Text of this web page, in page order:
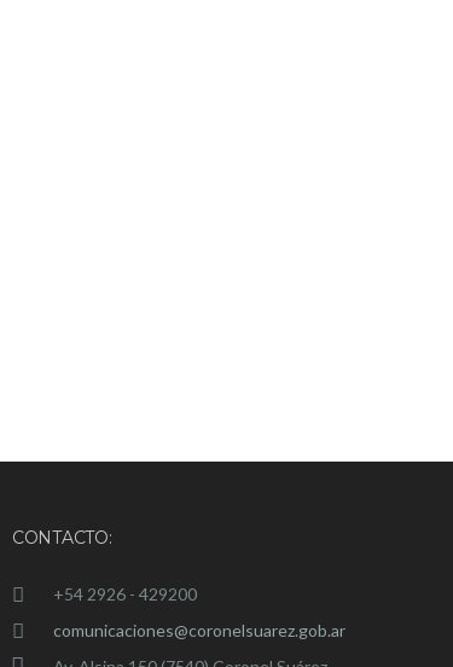
CONTACTO:
+54 2926 - 429200
comunicaciones@coronelsuarez.gob.ar